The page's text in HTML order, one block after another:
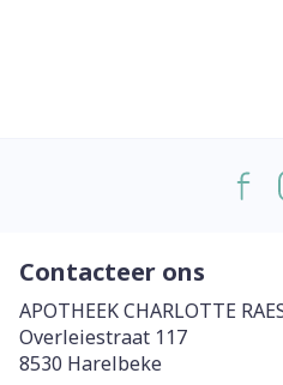
Contacteer ons
APOTHEEK CHARLOTTE
Overleiestraat 117
8530 Harelbeke